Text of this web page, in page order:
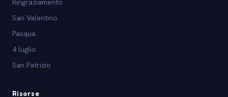
Ringraziamento
San Valentino
Pasqua
4 luglio
San Patrizio
Risorse